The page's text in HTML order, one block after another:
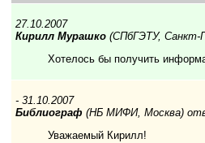
27.10.2007
Кирилл Мурашко (СПбГЭТУ, Санкт-
Хотелось бы получить
- 31.10.2007
Библиограф (НБ МИФИ, Москва)
Уважаемый Кирилл!